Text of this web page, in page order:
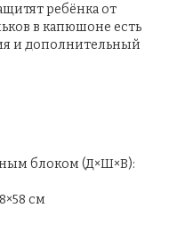
ребёнка от
в капюшоне есть
и дополнительный
блоком (Д×Ш×В):
см